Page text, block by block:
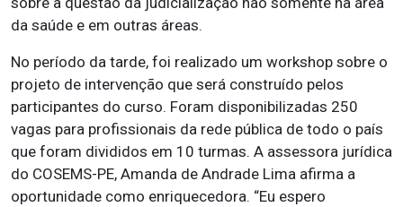
da saúde e em outras áreas.
No período da tarde, foi realizado um workshop sobre o
projeto de intervenção que será construído pelos
participantes do curso. Foram disponibilizadas 250
vagas para profissionais da rede pública de todo o país
que foram divididos em 10 turmas. A assessora jurídica
do COSEMS-PE, Amanda de Andrade Lima afirma a
oportunidade como enriquecedora. “Eu espero